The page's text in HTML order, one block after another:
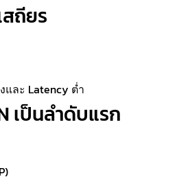
สถียร
และ Latency ต่ำ
เป็นลำดับแรก